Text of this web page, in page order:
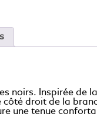
noirs. Inspirée de
droit de la
une tenue